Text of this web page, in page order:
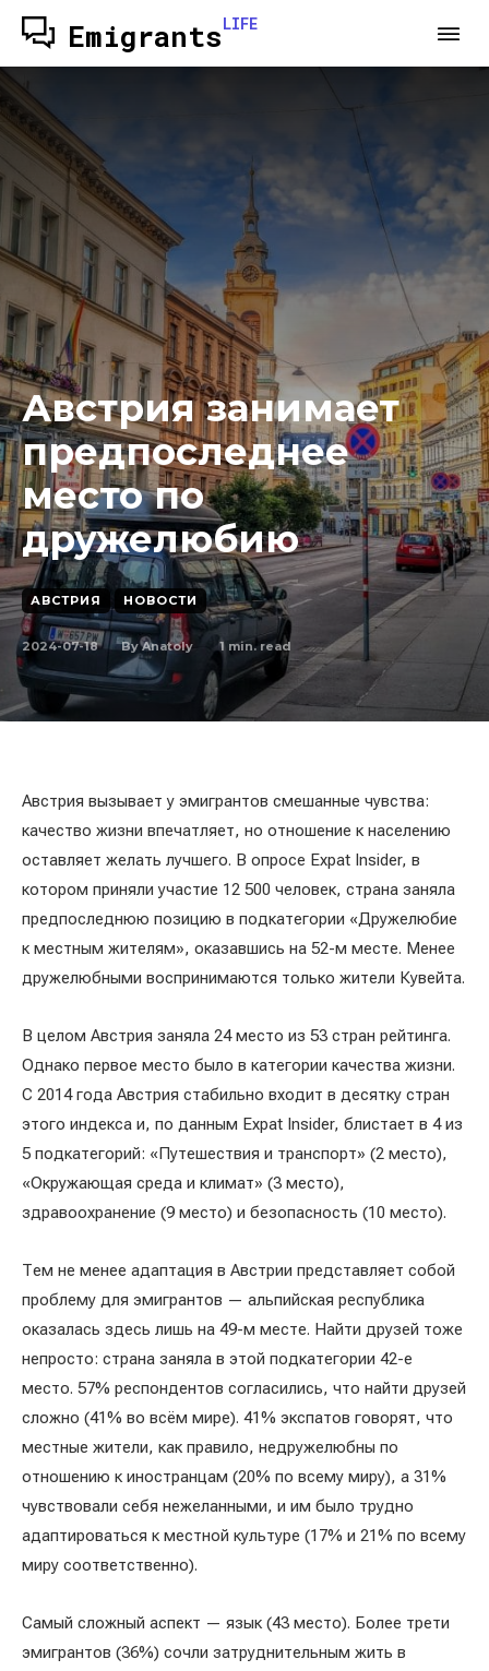
EmigrantsLIFE
Австрия занимает
предпоследнее
место по
дружелюбию
АВСТРИЯ НОВОСТИ
2024-07-18 By Anatoly 1 min. read
Австрия вызывает у эмигрантов смешанные чувства:
качество жизни впечатляет, но отношение к населению
оставляет желать лучшего. В опросе Expat Insider, в
котором приняли участие 12 500 человек, страна заняла
предпоследнюю позицию в подкатегории «Дружелюбие
к местным жителям», оказавшись на 52-м месте. Менее
дружелюбными воспринимаются только жители Кувейта.
В целом Австрия заняла 24 место из 53 стран рейтинга.
Однако первое место было в категории качества жизни.
С 2014 года Австрия стабильно входит в десятку стран
этого индекса и, по данным Expat Insider, блистает в 4 из
5 подкатегорий: «Путешествия и транспорт» (2 место),
«Окружающая среда и климат» (3 место),
здравоохранение (9 место) и безопасность (10 место).
Тем не менее адаптация в Австрии представляет собой
проблему для эмигрантов — альпийская республика
оказалась здесь лишь на 49-м месте. Найти друзей тоже
непросто: страна заняла в этой подкатегории 42-е
место. 57% респондентов согласились, что найти друзей
сложно (41% во всём мире). 41% экспатов говорят, что
местные жители, как правило, недружелюбны по
отношению к иностранцам (20% по всему миру), а 31%
чувствовали себя нежеланными, и им было трудно
адаптироваться к местной культуре (17% и 21% по всему
миру соответственно).
Самый сложный аспект — язык (43 место). Более трети
эмигрантов (36%) сочли затруднительным жить в